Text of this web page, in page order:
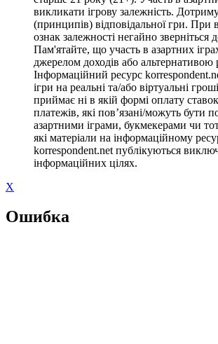
викликати ігрову залежність.
(принципів) відповідальної гри. При
ознак залежності негайно зверніться
Пам'ятайте, що участь в азартних
джерелом доходів або альтернативою
Інформаційний ресурс
ігри на реальні та/або віртуальні
приймає ні в якій формі оплату
платежів, які пов’язані/можуть бути
азартними іграми, букмекерами чи
які матеріали на інформаційному
korrespondent.net публікуються
інформаційних цілях.
X
Ошибка